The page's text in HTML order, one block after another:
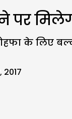
मिलेगा
के लिए बल्क
2017